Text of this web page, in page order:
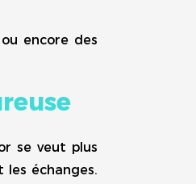
encore des
se veut plus
échanges.